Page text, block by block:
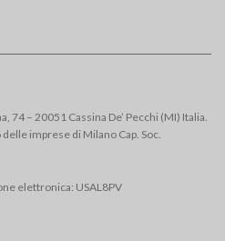
74 – 20051 Cassina De’ Pecchi (MI) Italia.
imprese di Milano Cap. Soc.
elettronica: USAL8PV